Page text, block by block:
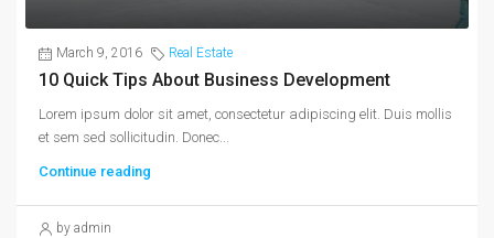
March 9, 2016 Real Estate
10 Quick Tips About Business Development
Lorem ipsum dolor sit amet, consectetur adipiscing elit. Duis mollis
et sem sed sollicitudin. Donec...
Continue reading
by admin